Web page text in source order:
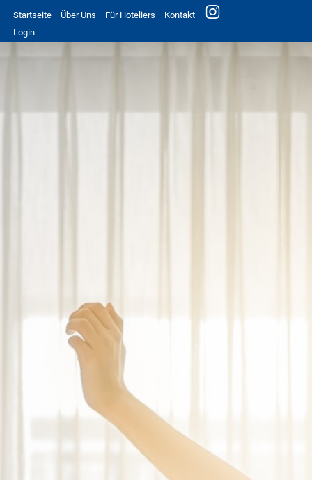
Startseite Über Uns Für Hoteliers
Kontakt
Login